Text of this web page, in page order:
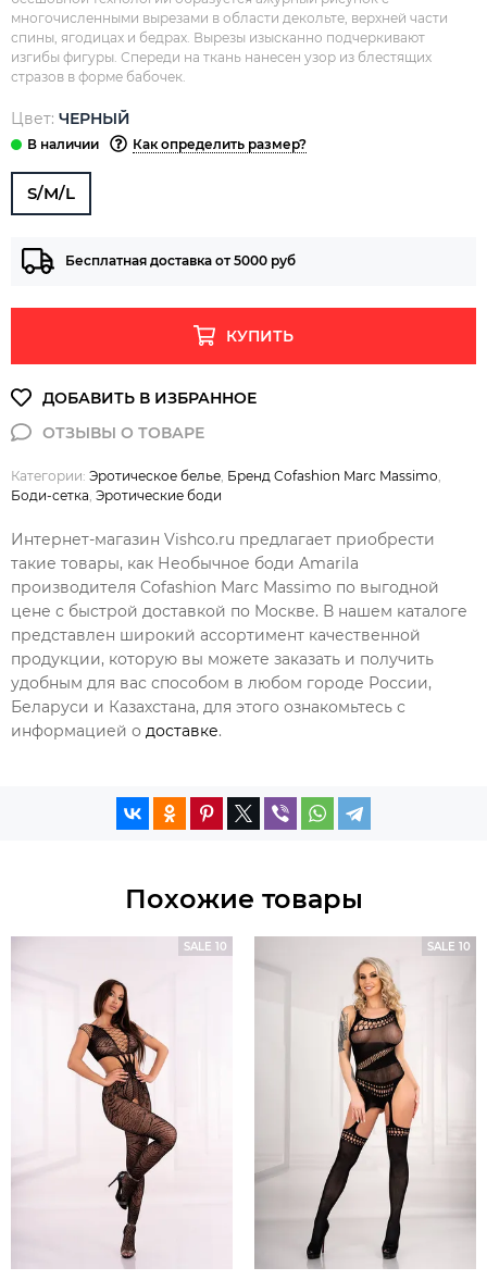
многочисленными вырезами в области декольте, верхней части
спины, ягодицах и бедрах. Вырезы изысканно подчеркивают
изгибы фигуры. Спереди на ткань нанесен узор из блестящих
стразов в форме бабочек.
Цвет: ЧЕРНЫЙ
Как определить размер?
S/M/L
Бесплатная доставка от 5000 руб
КУПИТЬ
Категории: Эротическое белье Бренд Cofashion Marc Massimo
Боди-сетка Эротические боди
Интернет-магазин Vishco.ru предлагает приобрести
такие товары, как Необычное боди Amarila
производителя Cofashion Marc Massimo по выгодной
цене с быстрой доставкой по Москве. В нашем каталоге
представлен широкий ассортимент качественной
продукции, которую вы можете заказать и получить
удобным для вас способом в любом городе России,
Беларуси и Казахстана, для этого ознакомьтесь с
информацией о доставке.
Похожие товары
SALE 10 SALE 10